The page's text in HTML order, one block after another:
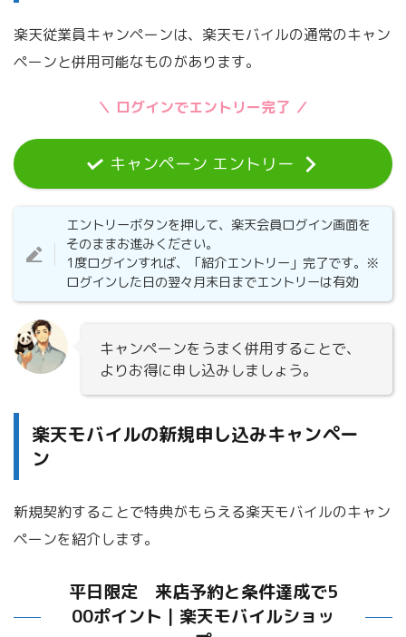
楽天従業員キャンペーンは、楽天モバイルの通常のキャン
ペーンと併用可能なものがあります。
＼ ログインでエントリー完了 ／
キャンペーン エントリー
エントリーボタンを押して、楽天会員ログイン画面を
そのままお進みください。
1度ログインすれば、「紹介エントリー」完了です。※
ログインした日の翌々月末日までエントリーは有効
キャンペーンをうまく併用することで、
よりお得に申し込みしましょう。
楽天モバイルの新規申し込みキャンペー
ン
新規契約することで特典がもらえる楽天モバイルのキャン
ペーンを紹介します。
平日限定 来店予約と条件達成で5
00ポイント｜楽天モバイルショッ